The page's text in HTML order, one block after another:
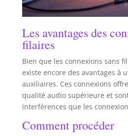
Les avantages des
filaires
Bien que les connexions sans
existe encore des avantages à
auxiliaires. Ces connexions
qualité audio supérieure et
interférences que les
Comment procéder